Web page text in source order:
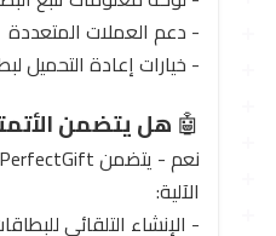
- دعم العملات المتعددة
- خيارات إعادة التحميل
🤖 هل يتضمن
الآلية:
- الإنشاء التلقائي